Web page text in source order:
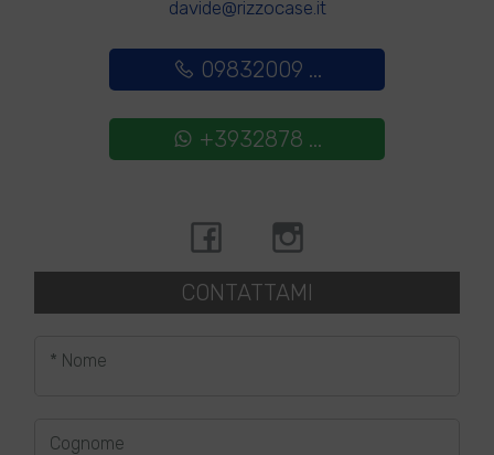
davide@rizzocase.it
09832009 ...
+3932878 ...
CONTATTAMI
* Nome
Cognome